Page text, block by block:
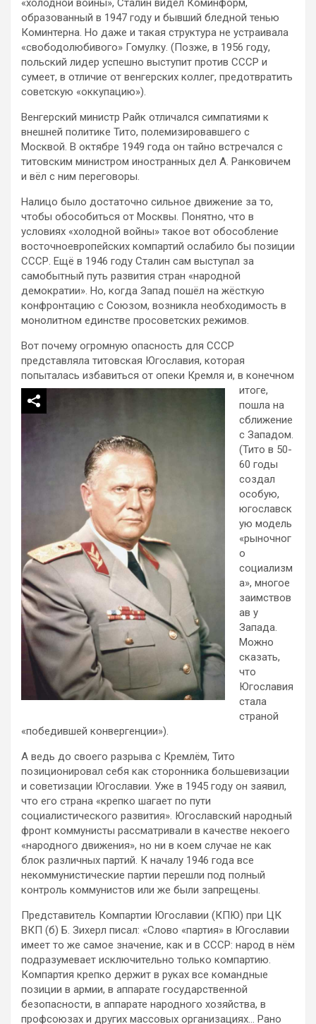
«холодной войны», Сталин видел Коминформ,
образованный в 1947 году и бывший бледной тенью
Коминтерна. Но даже и такая структура не устраивала
«свободолюбивого» Гомулку. (Позже, в 1956 году,
польский лидер успешно выступит против СССР и
сумеет, в отличие от венгерских коллег, предотвратить
советскую «оккупацию»).
Венгерский министр Райк отличался симпатиями к
внешней политике Тито, полемизировавшего с
Москвой. В октябре 1949 года он тайно встречался с
титовским министром иностранных дел А. Ранковичем
и вёл с ним переговоры.
Налицо было достаточно сильное движение за то,
чтобы обособиться от Москвы. Понятно, что в
условиях «холодной войны» такое вот обособление
восточноевропейских компартий ослабило бы позиции
СССР. Ещё в 1946 году Сталин сам выступал за
самобытный путь развития стран «народной
демократии». Но, когда Запад пошёл на жёсткую
конфронтацию с Союзом, возникла необходимость в
монолитном единстве просоветских режимов.
Вот почему огромную опасность для СССР
представляла титовская Югославия, которая
попыталась избавиться от опеки Кремля и, в конечном
итоге,
пошла на
сближение
с Западом.
(Тито в 50-
60 годы
создал
особую,
югославск
ую модель
«рыночног
о
социализм
а», многое
заимствов
ав у
Запада.
Можно
сказать,
что
Югославия
стала
страной
«победившей конвергенции»).
А ведь до своего разрыва с Кремлём, Тито
позиционировал себя как сторонника большевизации
и советизации Югославии. Уже в 1945 году он заявил,
что его страна «крепко шагает по пути
социалистического развития». Югославский народный
фронт коммунисты рассматривали в качестве некоего
«народного движения», но ни в коем случае не как
блок различных партий. К началу 1946 года все
некоммунистические партии перешли под полный
контроль коммунистов или же были запрещены.
Представитель Компартии Югославии (КПЮ) при ЦК
ВКП (б) Б. Зихерл писал: «Слово «партия» в Югославии
имеет то же самое значение, как и в СССР: народ в нём
подразумевает исключительно только компартию.
Компартия крепко держит в руках все командные
позиции в армии, в аппарате государственной
безопасности, в аппарате народного хозяйства, в
профсоюзах и других массовых организациях… Рано